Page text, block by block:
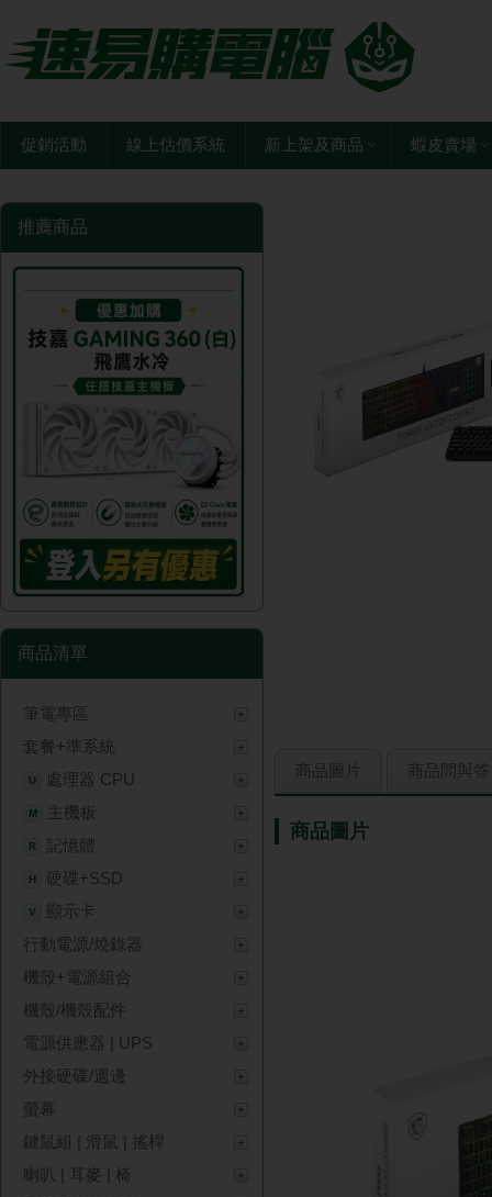
促銷活動 線上估價系統 新上架及商品 蝦皮賣場
推薦商品
商品清單
筆電專區
套餐+準系統
U 處理器 CPU
M 主機板
R 記憶體
H 硬碟+SSD
V
顯示卡
行動電源/燒錄器
機殼+電源組合
機殼/機殼配件
電源供應器 | UPS
外接硬碟/週邊
螢幕
鍵鼠組 | 滑鼠 | 搖桿
喇叭 | 耳麥 | 椅
商品圖片 商品問與答
商品圖片